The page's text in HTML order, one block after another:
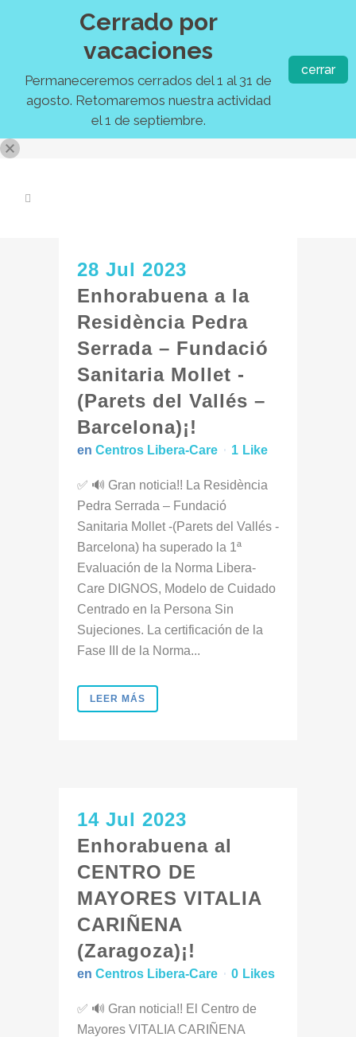
28 Jul 2023
Enhorabuena a la
Residència Pedra
Serrada – Fundació
Sanitaria Mollet -
(Parets del Vallés –
Barcelona)¡!
en Centros Libera-Care 1 Like
✅ 🔊 Gran noticia!! La Residència
Pedra Serrada – Fundació
Sanitaria Mollet -(Parets del Vallés -
Barcelona) ha superado la 1ª
Evaluación de la Norma Libera-
Care DIGNOS, Modelo de Cuidado
Centrado en la Persona Sin
Sujeciones. La certificación de la
Fase III de la Norma...
LEER MÁS
14 Jul 2023
Enhorabuena al
CENTRO DE
MAYORES VITALIA
CARIÑENA
(Zaragoza)¡!
en Centros Libera-Care 0 Likes
✅ 🔊 Gran noticia!! El Centro de
Mayores VITALIA CARIÑENA
Cerrado por
vacaciones
Permaneceremos cerrados del 1 al 31 de
agosto. Retomaremos nuestra actividad
el 1 de septiembre.
cerrar